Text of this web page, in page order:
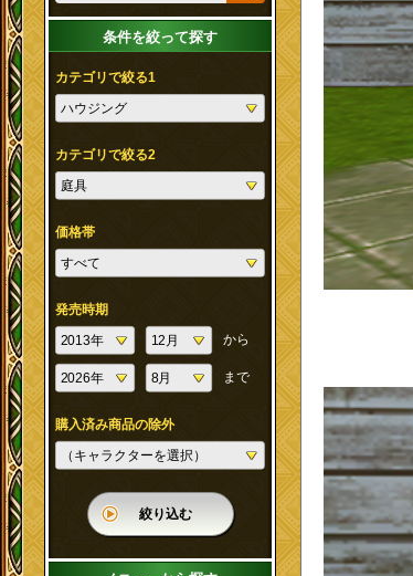
条件を絞って探す
カテゴリで絞る1
カテゴリで絞る2
価格帯
発売時期
から
まで
購入済み商品の除外
絞り込む